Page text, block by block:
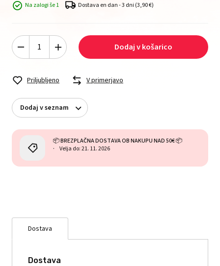
Na zalogi še 1 Dostava en dan - 3 dni (3,90 €)
Dodaj v košarico
Priljubljeno V primerjavo
Dodaj v seznam
📦 BREZPLAČNA DOSTAVA OB NAKUPU NAD 50€ 📦
Velja do: 21. 11. 2026
Dostava
Dostava